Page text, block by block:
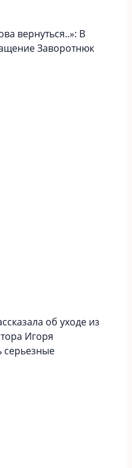
вернуться..»: В
Заворотнюк
об уходе из
Игоря
серьезные